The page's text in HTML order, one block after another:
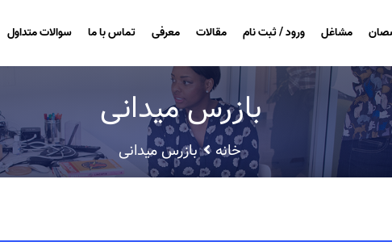
مشاغل ورود / ثبت نام مقالات معرفی تماس با ما سوالات متداول
بازرس میدانی
خانه بازرس میدانی